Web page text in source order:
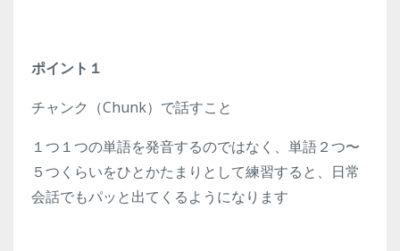
ポイント１
チャンク（Chunk）で話すこと
１つ１つの単語を発音するのではなく、単語２つ〜
５つくらいをひとかたまりとして練習すると、日常
会話でもパッと出てくるようになります